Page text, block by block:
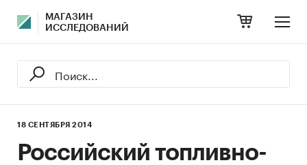
МАГАЗИН
ИССЛЕДОВАНИЙ
18 СЕНТЯБРЯ 2014
Российский топливно-